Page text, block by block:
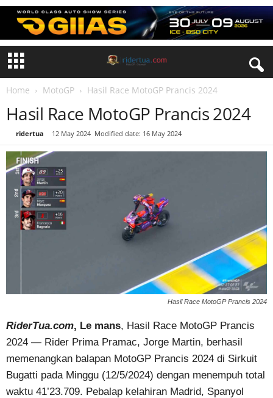
Home MotoGP Hasil Race MotoGP Prancis 2024
Hasil Race MotoGP Prancis 2024
ridertua 12 May 2024 Modified date: 16 May 2024
Hasil Race MotoGP Prancis 2024
RiderTua.com, Le mans, Hasil Race MotoGP Prancis
2024 — Rider Prima Pramac, Jorge Martin, berhasil
memenangkan balapan MotoGP Prancis 2024 di Sirkuit
Bugatti pada Minggu (12/5/2024) dengan menempuh total
waktu 41’23.709. Pebalap kelahiran Madrid, Spanyol